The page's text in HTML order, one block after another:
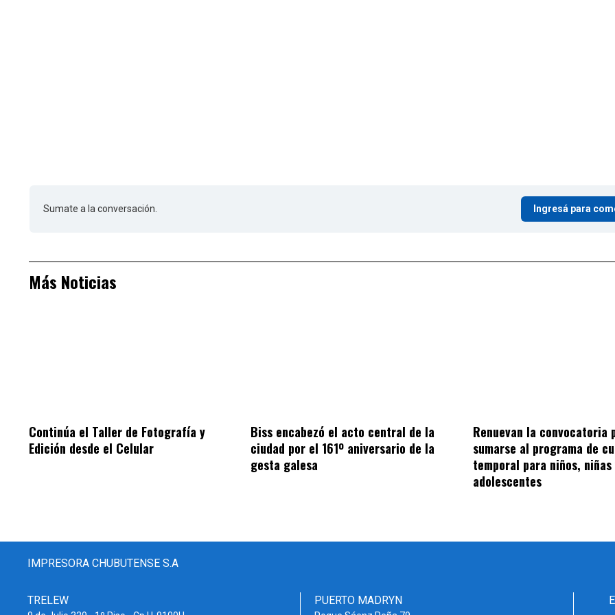
Sumate a la conversación. Ingresá para
Más Noticias
Continúa el Taller de Fotografía y
Edición desde el Celular
Biss encabezó el acto central de la
ciudad por el 161º aniversario de la
gesta galesa
Renuevan la convocatoria
sumarse al programa de
temporal para niños, niñas
adolescentes
IMPRESORA CHUBUTENSE S.A
TRELEW PUERTO MADRYN